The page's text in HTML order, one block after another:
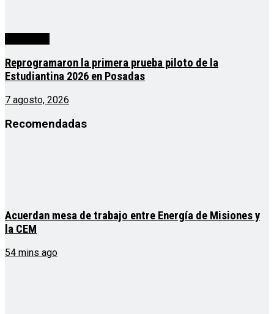
Reprogramaron la primera prueba piloto de la
Estudiantina 2026 en Posadas
7 agosto, 2026
Recomendadas
Acuerdan mesa de trabajo entre Energía de Misiones y
la CEM
54 mins ago